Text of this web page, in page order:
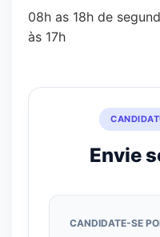
08h as 18h de
às 17h
Envie
CANDIDATE-SE